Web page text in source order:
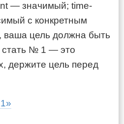
— значимый; time-
с конкретным
ваша цель должна быть
стать № 1 — это
держите цель перед